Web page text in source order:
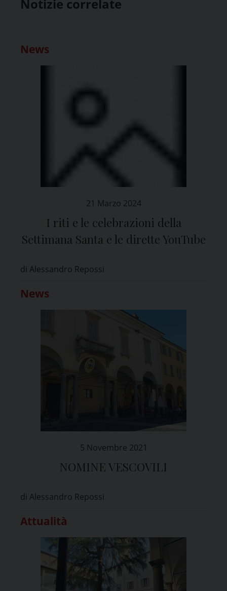
Notizie correlate
News
21 Marzo 2024
I riti e le celebrazioni della
Settimana Santa e le dirette YouTube
di Alessandro Repossi
News
5 Novembre 2021
NOMINE VESCOVILI
di Alessandro Repossi
Attualità